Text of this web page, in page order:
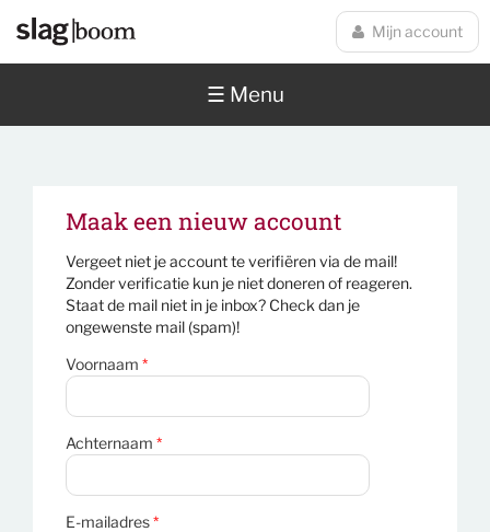
Mijn account
☰ Menu
Maak een nieuw account
Vergeet niet je account te verifiëren via de mail!
Zonder verificatie kun je niet doneren of reageren.
Staat de mail niet in je inbox? Check dan je
ongewenste mail (spam)!
Voornaam *
Achternaam *
E-mailadres*